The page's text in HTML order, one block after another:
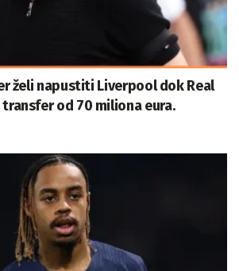
želi napustiti Liverpool dok Real
od 70 miliona eura.